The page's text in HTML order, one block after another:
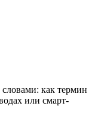
как термин
или смарт-